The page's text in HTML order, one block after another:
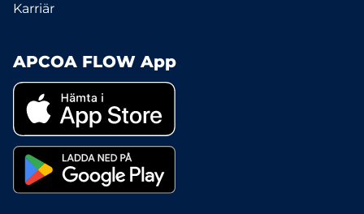
Karriär
APCOA FLOW App